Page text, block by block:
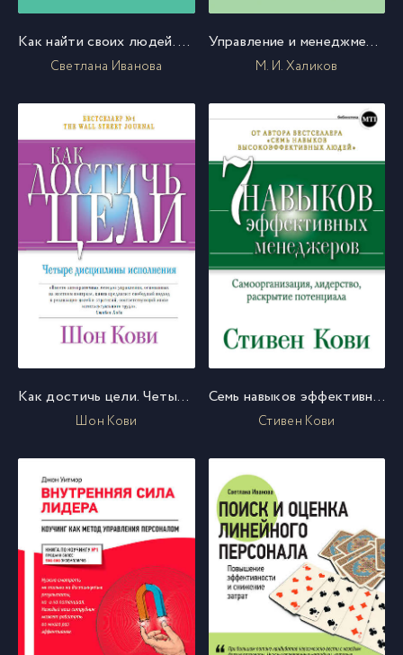
Как найти своих людей. Искусство подбора и оценки персонала для руководителя
Светлана Иванова
Управление и менеджмент. Теоретико-методологический анализ
М. И. Халиков
Как достичь цели. Четыре дисциплины исполнения
Шон Кови
Семь навыков эффективных менеджеров. Самоорганизация, лидерство, раскрытие потенциала
Стивен Кови